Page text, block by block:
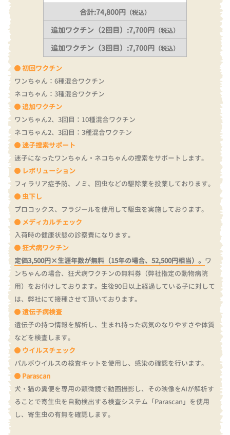
初回ワクチン
ワンちゃん：6種混合ワクチン
ネコちゃん：3種混合ワクチン
追加ワクチン
ワンちゃん2、3回目：10種混合ワクチン
ネコちゃん2、3回目：3種混合ワクチン
迷子捜索サポート
迷子になったワンちゃん・ネコちゃんの捜索をサポートします。
レボリューション
フィラリア症予防、ノミ、回虫などの駆除薬を投薬しております。
虫下し
プロコックス、フラジールを使用して駆虫を実施しております。
メディカルチェック
入荷時の健康状態の診察費になります。
狂犬病ワクチン
定価3,500円×生涯年数が無料（15年の場合、52,500円相当）。 ワ
ンちゃんの場合、狂犬病ワクチンの無料券（弊社指定の動物病院
用）をお付けしております。 生後90日以上経過している子に対して
は、弊社にて接種させて頂いております。
遺伝子病検査
遺伝子の持つ情報を解析し、生まれ持った病気のなりやすさや体質
などを検査します。
ウイルスチェック
パルボウイルスの検査キットを使用し、感染の確認を行います。
Parascan
犬・猫の糞便を専用の顕微鏡で動画撮影し、その映像をAIが解析す
ることで寄生虫を自動検出する検査システム「Parascan」を使用
し、寄生虫の有無を確認します。
合計:74,800円 （税込）
追加ワクチン（2回目）:7,700円 （税込）
追加ワクチン（3回目）:7,700円 （税込）